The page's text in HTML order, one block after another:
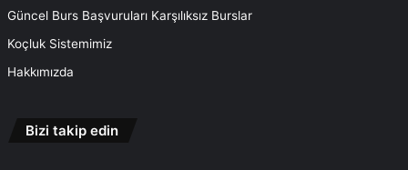
Güncel Burs Başvuruları Karşılıksız Burslar
Koçluk Sistemimiz
Hakkımızda
Bizi takip edin